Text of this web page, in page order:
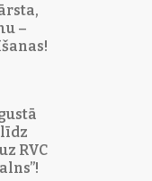
–
līdz
RVC